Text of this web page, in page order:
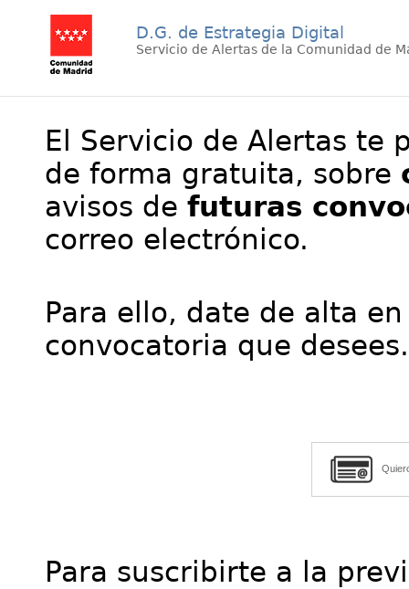
D.G. de Estrategia Digital
Servicio de Alertas de la Comunidad de
El Servicio de Alertas te
de forma gratuita, sobre
avisos de futuras
correo electrónico.
Para ello, date de alta
convocatoria que desees.
Para suscribirte a la